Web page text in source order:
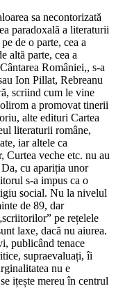
sa necontorizată
paradoxală a literaturii
de o parte, cea a
altă parte, cea a
României,, s-a
Ion Pillat, Rebreanu
scriind cum le vine
a promovat tinerii
alte edituri Cartea
literaturii române,
iar altele ca
Curtea veche etc. nu au
cu apariția unor
s-a impus ca o
social. Nu la nivelul
de 89, dar
pe rețelele
laxe, dacă nu aiurea.
publicând tenace
supraevaluați, îi
nu e
ițește mereu în centrul